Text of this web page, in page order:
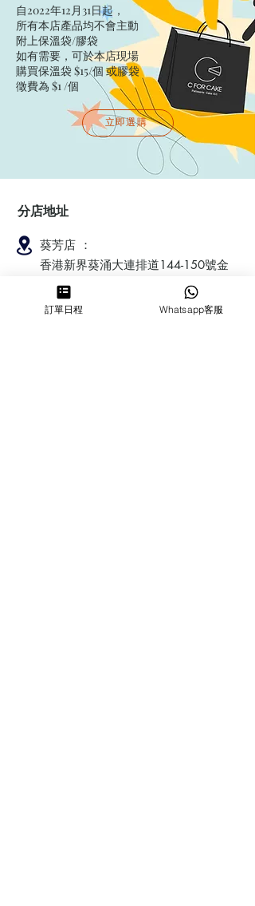
自2022年12月31日起，
所有本店產品均不會主動
附上保溫袋/膠袋​
如有需要，可於本店現場
購買保溫袋 $15/個​ 或膠袋
徵費為 $1 /個
立即選購
分店地址
葵芳店 ：
香港新界葵涌大連排道144-150號金
豐工業大廈第一期23樓F室
訂單日程 Whatsapp客服